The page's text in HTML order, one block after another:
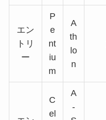
エン
トリ
ー
P
e
nt
iu
m
A
th
lo
n
C
el
A
-